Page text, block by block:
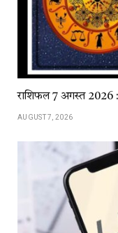
राशिफल 7 अगस्त 2026
AUGUST 7, 2026